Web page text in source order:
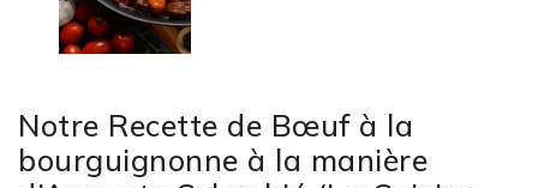
Notre Recette de Bœuf à la
bourguignonne à la manière